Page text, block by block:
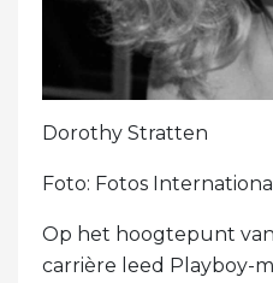
Dorothy Stratten
Foto: Fotos
Op het hoogtepunt
carrière leed Playboy-